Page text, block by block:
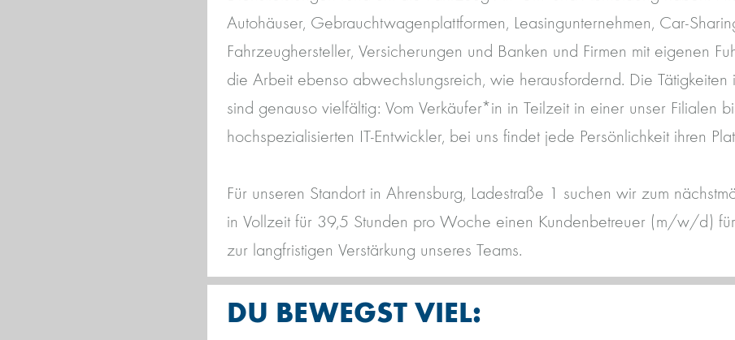
Autohäuser, Gebrauchtwagenplattformen, Leasingunternehmen, Car-
Fahrzeughersteller, Versicherungen und Banken und Firmen mit eigenen
die Arbeit ebenso abwechslungsreich, wie herausfordernd. Die Tätigkeiten
sind genauso vielfältig: Vom Verkäufer*in in Teilzeit in einer unser Filialen
hochspezialisierten IT-Entwickler, bei uns findet jede Persönlichkeit ihren
Für unseren Standort in Ahrensburg, Ladestraße 1 suchen wir zum
in Vollzeit für 39,5 Stunden pro Woche einen Kundenbetreuer (m/w/d) für
zur langfristigen Verstärkung unseres Teams.
DU BEWEGST VIEL: